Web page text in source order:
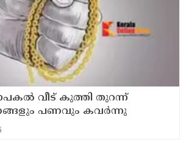
വീട് കുത്തി തുറന്ന്
പണവും കവർന്നു